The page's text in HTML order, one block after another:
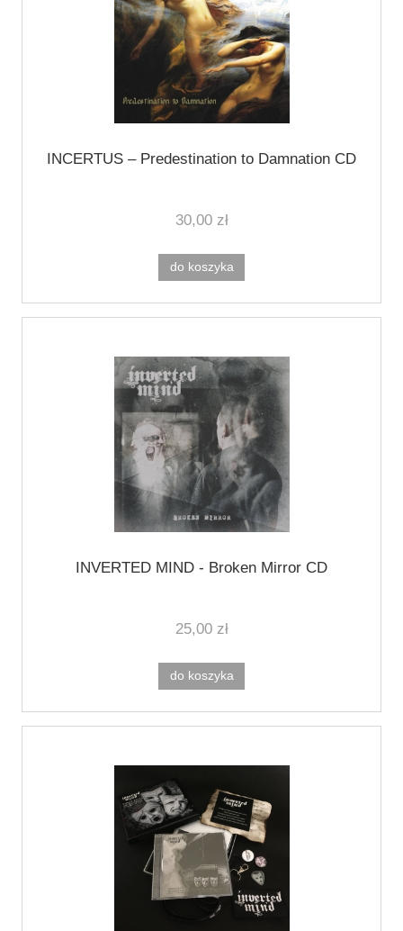
INCERTUS ‎– Predestination to Damnation CD
30,00 zł
do koszyka
INVERTED MIND - Broken Mirror CD
25,00 zł
do koszyka